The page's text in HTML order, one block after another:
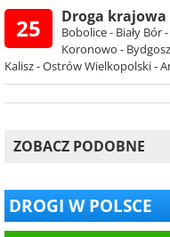
25 Droga krajowa
Bobolice - Biały Bór
Koronowo -
Kalisz - Ostrów Wielkopolski -
ZOBACZ PODOBNE
DROGI W POLSCE